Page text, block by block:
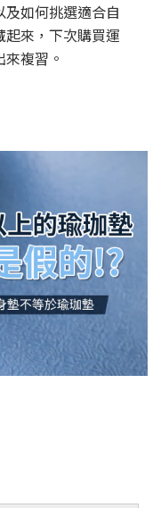
如何挑選適合自
起來，下次購買運
複習。